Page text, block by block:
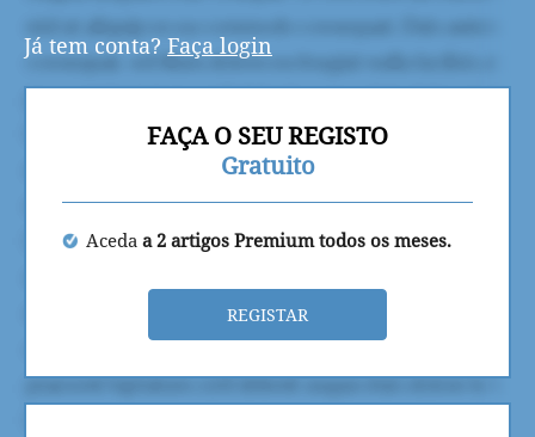
Já tem conta? Faça login
FAÇA O SEU REGISTO
Gratuito
Aceda a 2 artigos Premium todos os meses.
REGISTAR